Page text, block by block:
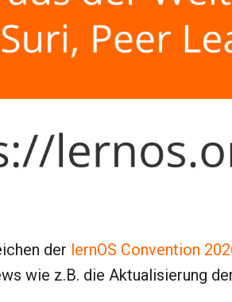
der lernOS Convention
wie z.B. die Aktualisierung